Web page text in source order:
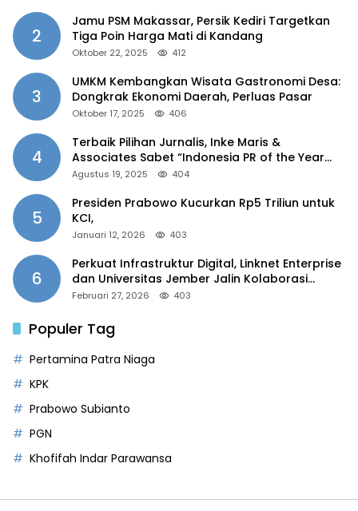
2
Jamu PSM Makassar, Persik Kediri Targetkan
Tiga Poin Harga Mati di Kandang
Oktober 22, 2025 412
3
UMKM Kembangkan Wisata Gastronomi Desa:
Dongkrak Ekonomi Daerah, Perluas Pasar
Oktober 17, 2025 406
4
Terbaik Pilihan Jurnalis, Inke Maris &
Associates Sabet “Indonesia PR of the Year
2025”
Agustus 19, 2025 404
5
Presiden Prabowo Kucurkan Rp5 Triliun untuk
KCI,
Januari 12, 2026 403
6
Perkuat Infrastruktur Digital, Linknet Enterprise
dan Universitas Jember Jalin Kolaborasi
Smart Campus Berbasis AI
Februari 27, 2026 403
Populer Tag
Pertamina Patra Niaga
KPK
Prabowo Subianto
PGN
Khofifah Indar Parawansa